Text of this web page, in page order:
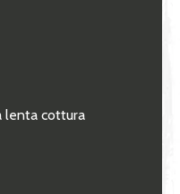
lenta cottura